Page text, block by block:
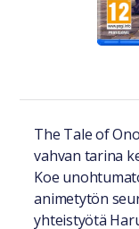
The Tale of
vahvan tarina
Koe
animetytön
yhteistyötä